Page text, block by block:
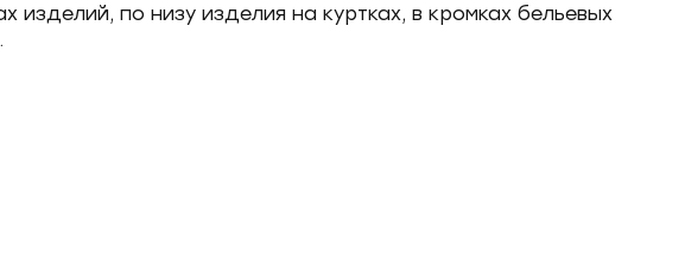
по низу изделия на куртках, в кромках бельевых